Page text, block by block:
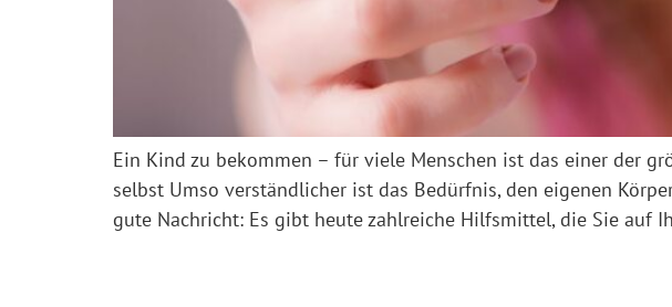
Ein Kind zu bekommen – für viele Menschen ist das einer der
selbst Umso verständlicher ist das Bedürfnis, den eigenen
gute Nachricht: Es gibt heute zahlreiche Hilfsmittel, die Sie auf